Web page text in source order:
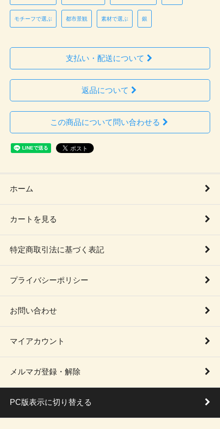
モチーフで選ぶ 都市景観 素材で選ぶ 銀
支払い・配送について
返品について
この商品について問い合わせる
ホーム
カートを見る
特定商取引法に基づく表記
プライバシーポリシー
お問い合わせ
マイアカウント
メルマガ登録・解除
PC版表示に切り替える